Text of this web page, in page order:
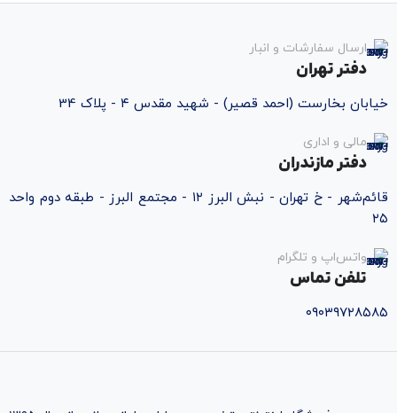
ارسال سفارشات و انبار
دفتر تهران
خیابان بخارست (احمد قصیر) - شهید مقدس ۴ - پلاک 34
مالی و اداری
دفتر مازندران
قائم‌شهر - خ تهران - نبش البرز ۱۲ - مجتمع البرز - طبقه دوم واحد
۲۵
واتس‌اپ و تلگرام
تلفن تماس
۰۹۰۳۹۷۲۸۵۸۵